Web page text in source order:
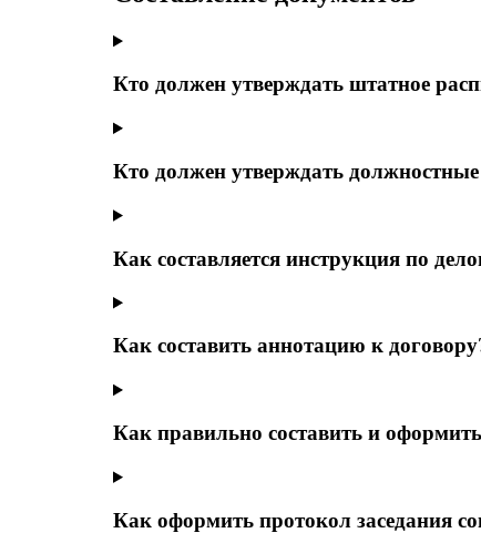
Кто должен утверждать штатное
Кто должен утверждать
Как составляется инструкция по
Как составить аннотацию к
Как правильно составить и
Как оформить протокол заседания